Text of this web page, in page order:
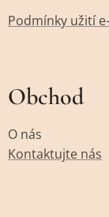
Podmínky užití
Obchod
O nás
Kontaktujte nás